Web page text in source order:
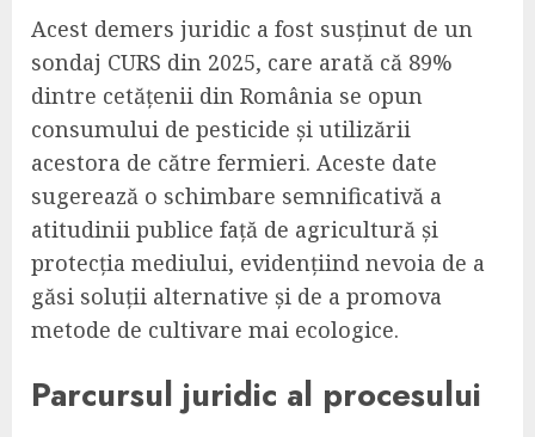
Acest demers juridic a fost susținut de un
sondaj CURS din 2025, care arată că 89%
dintre cetățenii din România se opun
consumului de pesticide și utilizării
acestora de către fermieri. Aceste date
sugerează o schimbare semnificativă a
atitudinii publice față de agricultură și
protecția mediului, evidențiind nevoia de a
găsi soluții alternative și de a promova
metode de cultivare mai ecologice.
Parcursul juridic al procesului